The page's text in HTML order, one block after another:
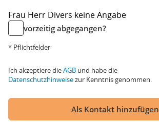
Frau Herr Divers keine Angabe
vorzeitig abgegangen?
* Pflichtfelder
Ich akzeptiere dieAGB und habe die
Datenschutzhinweisezur Kenntnis genommen.
Als Kontakt hinzufügen